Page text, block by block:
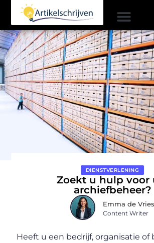
DIENSTVERLENING
Zoekt u hulp voor
archiefbeheer?
Emma de Vries
Content Writer
Heeft u een bedrijf, organisatie of